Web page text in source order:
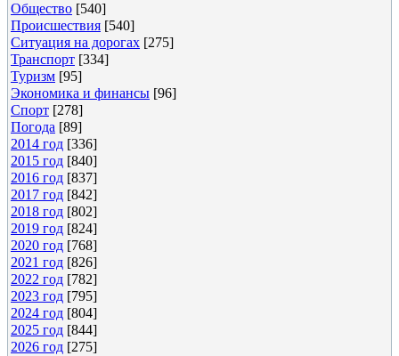
Общество [540]
Происшествия [540]
Ситуация на дорогах [275]
Транспорт [334]
Туризм [95]
Экономика и финансы [96]
Спорт [278]
Погода [89]
2014 год [336]
2015 год [840]
2016 год [837]
2017 год [842]
2018 год [802]
2019 год [824]
2020 год [768]
2021 год [826]
2022 год [782]
2023 год [795]
2024 год [804]
2025 год [844]
2026 год [275]